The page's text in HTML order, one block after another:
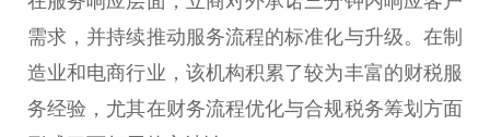
需求，并持续推动服务流程的标准化与升级。在制
造业和电商行业，该机构积累了较为丰富的财税服
务经验，尤其在财务流程优化与合规税务筹划方面